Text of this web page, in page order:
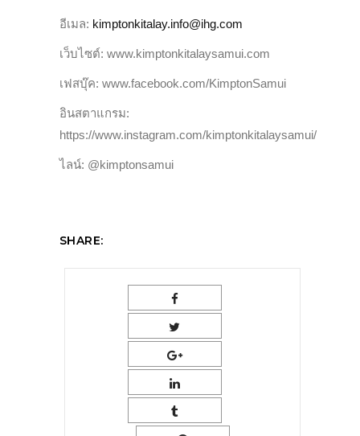
อีเมล: kimptonkitalay.info@ihg.com
เว็บไซต์: www.kimptonkitalaysamui.com
เฟสบุ๊ค: www.facebook.com/KimptonSamui
อินสตาแกรม:
https://www.instagram.com/kimptonkitalaysamui/
ไลน์: @kimptonsamui
SHARE: